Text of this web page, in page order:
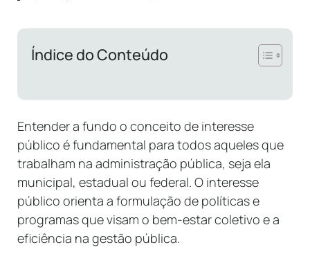
Índice do Conteúdo
Entender a fundo o conceito de interesse
público é fundamental para todos aqueles que
trabalham na administração pública, seja ela
municipal, estadual ou federal. O interesse
público orienta a formulação de políticas e
programas que visam o bem-estar coletivo e a
eficiência na gestão pública.